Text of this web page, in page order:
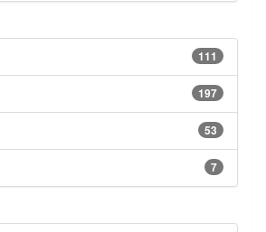
111
197
53
7